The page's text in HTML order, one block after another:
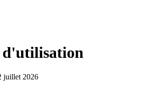
d'utilisation
juillet 2026